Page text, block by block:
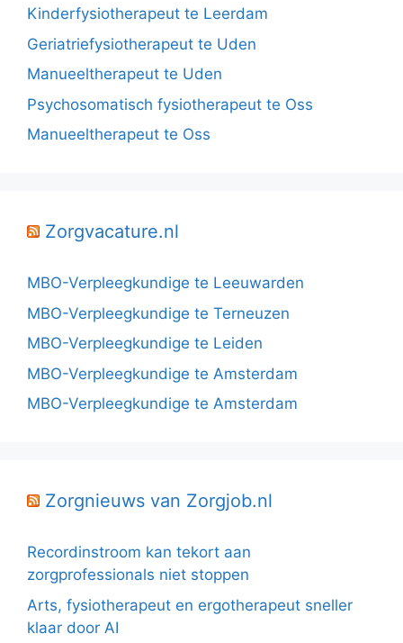
Kinderfysiotherapeut te Leerdam
Geriatriefysiotherapeut te Uden
Manueeltherapeut te Uden
Psychosomatisch fysiotherapeut te Oss
Manueeltherapeut te Oss
Zorgvacature.nl
MBO-Verpleegkundige te Leeuwarden
MBO-Verpleegkundige te Terneuzen
MBO-Verpleegkundige te Leiden
MBO-Verpleegkundige te Amsterdam
MBO-Verpleegkundige te Amsterdam
Zorgnieuws van Zorgjob.nl
Recordinstroom kan tekort aan
zorgprofessionals niet stoppen
Arts, fysiotherapeut en ergotherapeut sneller
klaar door AI